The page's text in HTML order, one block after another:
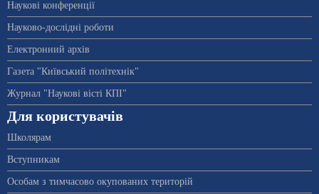
Наукові конференції
Науково-дослідні роботи
Електронний архів
Газета "Київський політехнік"
Журнал "Наукові вісті КПІ"
Для користувачів
Школярам
Вступникам
Особам з тимчасово окупованих територій